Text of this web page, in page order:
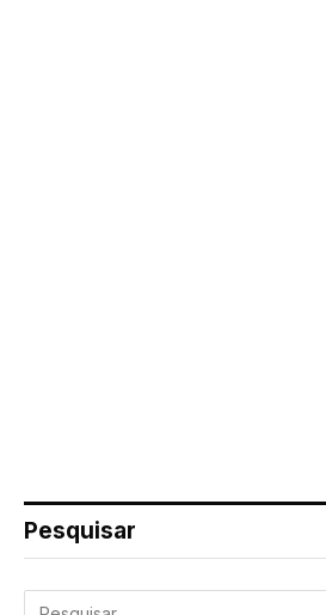
Pesquisar